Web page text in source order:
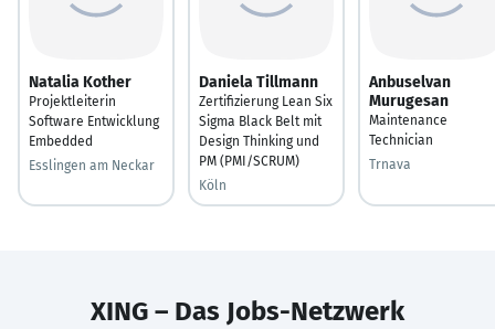
Natalia Kother
Projektleiterin
Software Entwicklung
Embedded
Esslingen am Neckar
Daniela Tillmann
Zertifizierung Lean Six
Sigma Black Belt mit
Design Thinking und
PM (PMI/SCRUM)
Köln
Anbuselvan
Murugesan
Maintenance
Technician
Trnava
XING – Das Jobs-Netzwerk